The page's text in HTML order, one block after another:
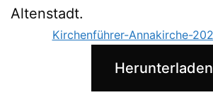
Altenstadt.
Kirchenführer-Annakirche-
Herunterladen